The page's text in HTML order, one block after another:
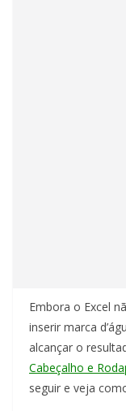
Embora o Excel
inserir marca
alcançar o
Cabeçalho e
seguir e veja